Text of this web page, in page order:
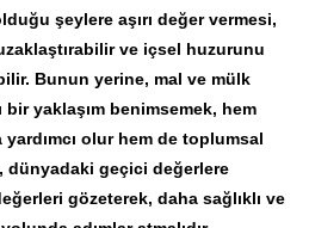
şeylere aşırı değer vermesi,
ve içsel huzurunu
Bunun yerine, mal ve mülk
yaklaşım benimsemek, hem
olur hem de toplumsal
dünyadaki geçici değerlere
gözeterek, daha sağlıklı ve